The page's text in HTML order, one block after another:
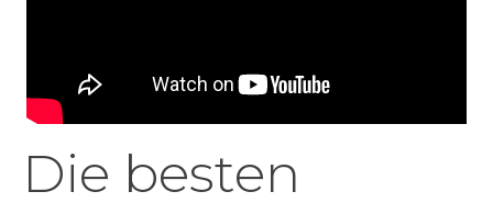
Die besten